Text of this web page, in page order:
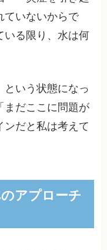
いないからで
いる限り、水は何
という状態になっ
まだここに問題が
ンだと私は考えて
アプローチ